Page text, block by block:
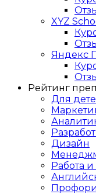
XYZ
Яндекс
Рейтинг
Для
Дизайн
Работа и